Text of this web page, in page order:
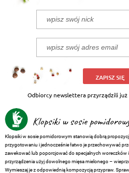
ZAPISZ SIĘ
Odbiorcy newslettera przyrządzili już
Klopsiki w sosie
Klopsiki w sosie pomidorowym stanowią dobrą
przygotowaniu i jednocześnie łatwo je przechowywać
zawekować lub poporcjować do specjalnych woreczków
przyrządzenia użyj dowolnego mięsa mielonego –
Wymieszaj je z odpowiednią kompozycją przypraw.